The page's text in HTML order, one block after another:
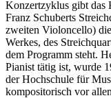
Konzertzyklus gibt das
Franz Schuberts
zweiten Violoncello)
Werkes, des
dem Programm steht.
Pianist tätig ist, wurde
der Hochschule für
kompositorisch vor